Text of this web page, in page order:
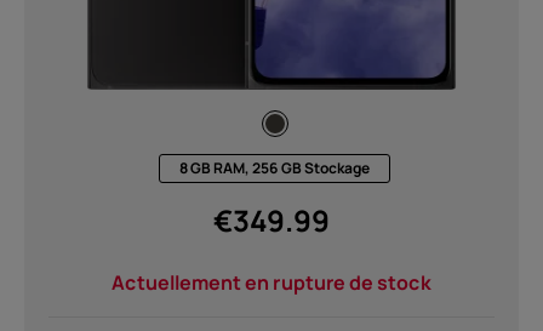
Recyclage des appareils
Auto-réparation8 GB RAM, 256 GB Stockage
€349.99
Actuellement en rupture de stock